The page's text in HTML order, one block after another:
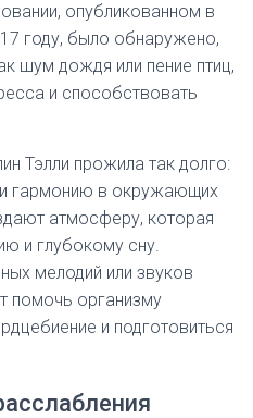
опубликованном в
году, было обнаружено,
шум дождя или пение птиц,
и способствовать
Тэлли прожила так долго:
гармонию в окружающих
атмосферу, которая
и глубокому сну.
мелодий или звуков
помочь организму
и подготовиться